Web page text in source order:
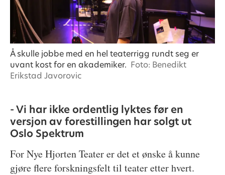
Å skulle jobbe med en hel teaterrigg rundt seg er
uvant kost for en akademiker. Foto: Benedikt
Erikstad Javorovic
- Vi har ikke ordentlig lyktes før en
versjon av forestillingen har solgt ut
Oslo Spektrum
For Nye Hjorten Teater er det et ønske å kunne
gjøre flere forskningsfelt til teater etter hvert.